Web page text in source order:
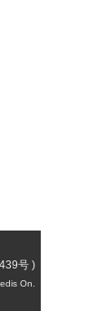
号 )
On.